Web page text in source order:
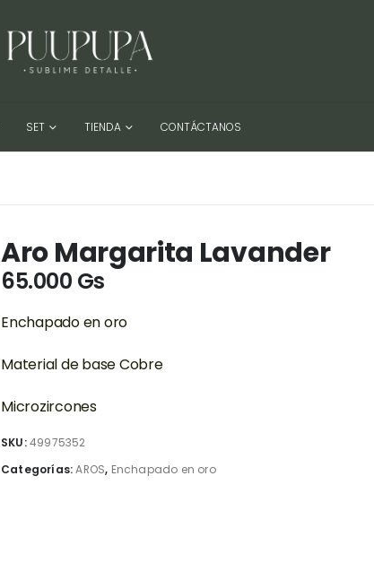
SET TIENDA CONTÁCTANOS
Aro Margarita Lavander
65.000 Gs
Enchapado en oro
Material de base Cobre
Microzircones
SKU:49975352
Categorías:AROS, Enchapado en oro